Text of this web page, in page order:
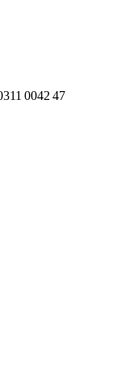
0042 47